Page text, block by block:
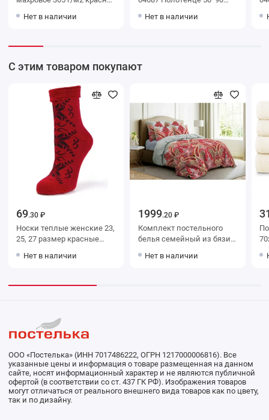
Нет в наличии Нет в наличии
С этим товаром покупают
69.30 ₽
Носки теплые женские 23,
25, 27 размер красные
Нет в наличии
1999.20 ₽
Комплект постельного
белья семейный из бязи с
Абстракция Ночь Нежна
Нет в наличии
70х130
ООО «Постелька» (ИНН 7017486222, ОГРН 1217000006816). Все
указанные цены и информация о товаре размещенная на данном
сайте, носят информационный характер и не являются публичной
офертой (в соответствии со ст. 437 ГК РФ). Изображения товаров
могут отличаться от реального внешнего вида товаров как по цвету,
так и по дизайну.